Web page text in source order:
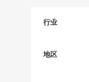
行业
地区